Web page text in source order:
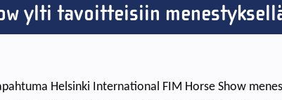
ylti tavoitteisiin
Helsinki International FIM Horse Show